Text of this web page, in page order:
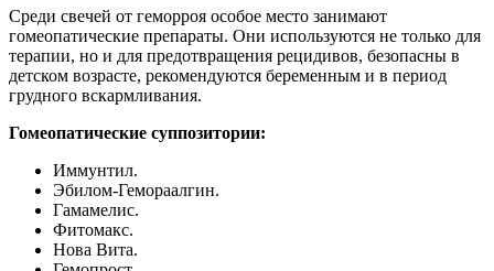
Среди свечей от геморроя особое место занимают
гомеопатические препараты. Они используются не только для
терапии, но и для предотвращения рецидивов, безопасны в
детском возрасте, рекомендуются беременным и в период
грудного вскармливания.
Гомеопатические суппозитории:
Иммунтил.
Эбилом-Гемораалгин.
Гамамелис.
Фитомакс.
Нова Вита.